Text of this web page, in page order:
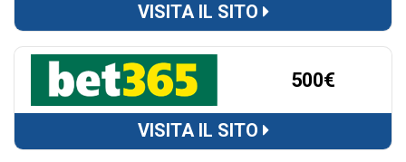
VISITA IL SITO
500€
VISITA IL SITO